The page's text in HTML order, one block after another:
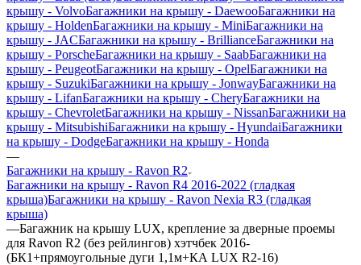
крышу - VolvoБагажники на крышу - DaewooБагажники на
крышу - HoldenБагажники на крышу - MiniБагажники на
крышу - JACБагажники на крышу - BrillianceБагажники на
крышу - PorscheБагажники на крышу - SaabБагажники на
крышу - PeugeotБагажники на крышу - OpelБагажники на
крышу - SuzukiБагажники на крышу - JonwayБагажники на
крышу - LifanБагажники на крышу - CheryБагажники на
крышу - ChevroletБагажники на крышу - NissanБагажники на
крышу - MitsubishiБагажники на крышу - HyundaiБагажники
на крышу - DodgeБагажники на крышу - Honda
—
Багажники на крышу - Ravon R2
Багажники на крышу - Ravon R4 2016-2022 (гладкая
крыша)Багажники на крышу - Ravon Nexia R3 (гладкая
крыша)
—Багажник на крышу LUX, крепление за дверные проемы
для Ravon R2 (без рейлингов) хэтчбек 2016-
(БК1+прямоугольные дуги 1,1м+КА LUX R2-16)